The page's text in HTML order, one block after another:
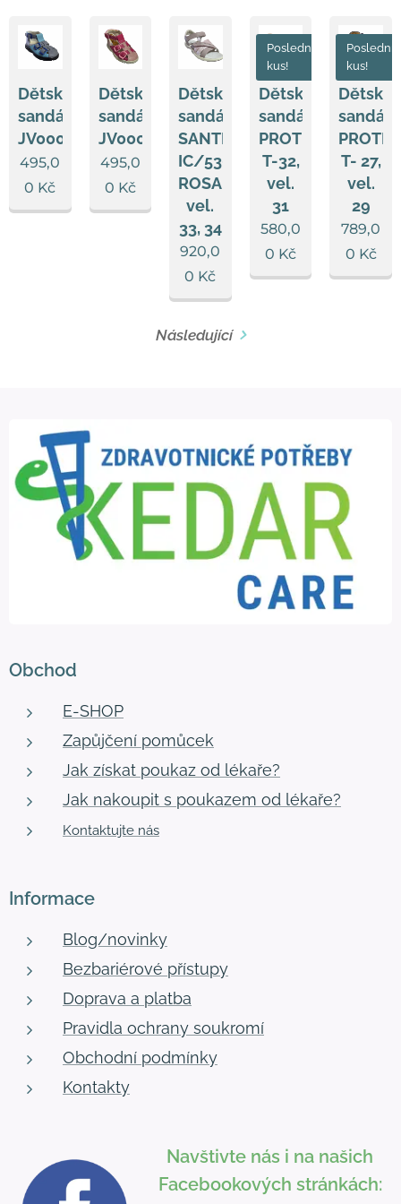
Dětské
sandále
JV0005/004
495,0
0 Kč
Dětské
sandále
JV0005a/001
495,0
0 Kč
Dětské
sandále
SANTÉ
IC/530970
ROSA,
vel.
33, 34
920,0
0 Kč
Dětské
sandále
PROTETIKA
T-32,
vel.
31
Poslední
kus!
580,0
0 Kč
Dětské
sandále
T- 27,
vel.
29
Poslední
kus!
789,0
0 Kč
Následující
Obchod
E-SHOP
Zapůjčení pomůcek
Jak získat poukaz od lékaře?
Jak nakoupit s poukazem od lékaře?
Kontaktujte nás
Informace
Blog/novinky
Bezbariérové přístupy
Doprava a platba
Pravidla ochrany soukromí
Obchodní podmínky
Kontakty
Navštivte nás i na našich
Facebookových stránkách: